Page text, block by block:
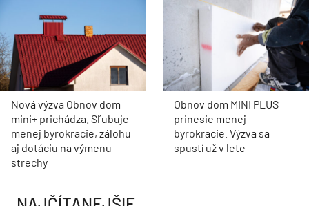
ZELENÁ OBNOVA
Boj s horúčavami v
Európe: volanie
aj klimatické útočiská
Zlá správa pre Bratislavu,